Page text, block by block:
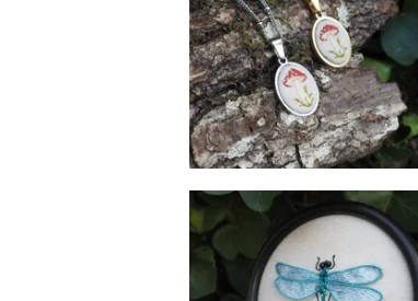
Colliers
36€
Odonata paludis lucens
Specimen mural